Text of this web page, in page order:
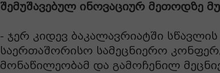
შემუშავებულ ინოვაციურ მეთოდზე
- ჯერ კიდევ ბაკალავრიატში
საერთაშორისო სამეცნიერო
მონაწილეობამ და გამოჩენილ